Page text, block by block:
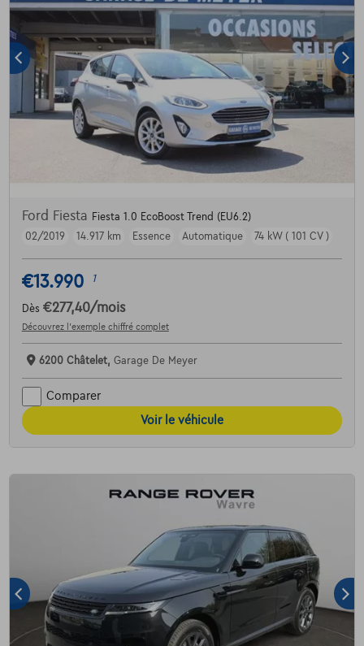
Ford Fiesta Fiesta 1.0 EcoBoost Trend (EU6.2)
02/2019
14.917 km Essence Automatique 74 kW ( 101 CV )
€13.990 1
Dès €277,40/mois
Découvrez l’exemple chiffré complet
6200 Châtelet, Garage De Meyer
Comparer
Voir le véhicule